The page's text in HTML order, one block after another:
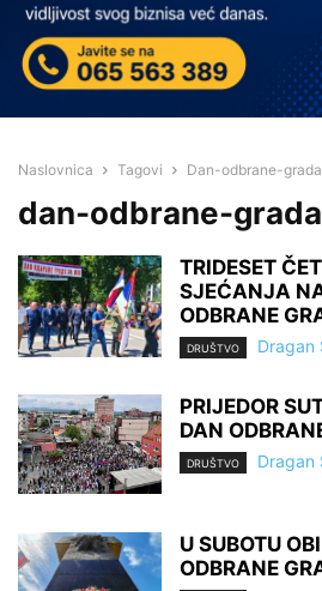
Naslovnica Tagovi Dan-odbrane-grada
dan-odbrane-grada
TRIDESET
SJEĆANJA
ODBRANE
DRUŠTVO Dragan
PRIJEDOR
DAN
DRUŠTVO Dragan
U SUBOTU
ODBRANE